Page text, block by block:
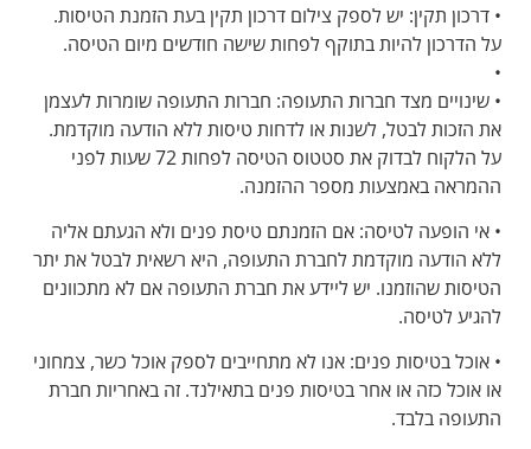
• דרכון תקין: יש לספק צילום דרכון תקין בעת הזמנת הטיסות.
על הדרכון להיות בתוקף לפחות שישה חודשים מיום הטיסה.
•
• שינויים מצד חברות התעופה: חברות התעופה שומרות לעצמן
את הזכות לבטל, לשנות או לדחות טיסות ללא הודעה מוקדמת.
על הלקוח לבדוק את סטטוס הטיסה לפחות 72 שעות לפני
ההמראה באמצעות מספר ההזמנה.
• אי הופעה לטיסה: אם הזמנתם טיסת פנים ולא הגעתם אליה
ללא הודעה מוקדמת לחברת התעופה, היא רשאית לבטל את יתר
הטיסות שהוזמנו. יש ליידע את חברת התעופה אם לא מתכוונים
להגיע לטיסה.
• אוכל בטיסות פנים: אנו לא מתחייבים לספק אוכל כשר, צמחוני
או אוכל כזה או אחר בטיסות פנים בתאילנד. זה באחריות חברת
התעופה בלבד.